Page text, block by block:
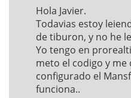
Hola Javier.
Todavias estoy
de tiburon, y no he
Yo tengo en
meto el codigo y me
configurado el
funciona..